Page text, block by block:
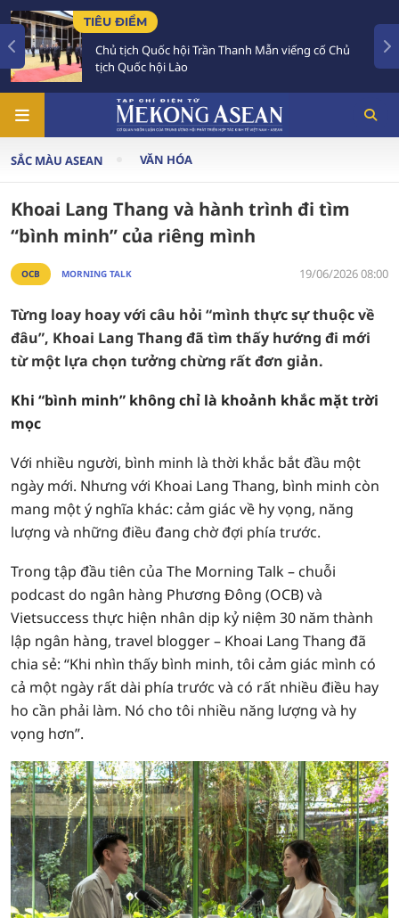
hội Trần Thanh Mẫn viếng cố Chủ
Lào
Chủ tịch
đậm đối với
SẮC MÀU ASEAN VĂN HÓA
Khoai Lang Thang và hành trình đi tìm
“bình minh” của riêng mình
OCB MORNING TALK 19/06/2026 08:00
Từng loay hoay với câu hỏi “mình thực sự thuộc về
đâu”, Khoai Lang Thang đã tìm thấy hướng đi mới
từ một lựa chọn tưởng chừng rất đơn giản.
Khi “bình minh” không chỉ là khoảnh khắc mặt trời
mọc
Với nhiều người, bình minh là thời khắc bắt đầu một
ngày mới. Nhưng với Khoai Lang Thang, bình minh còn
mang một ý nghĩa khác: cảm giác về hy vọng, năng
lượng và những điều đang chờ đợi phía trước.
Trong tập đầu tiên của The Morning Talk – chuỗi
podcast do ngân hàng Phương Đông (OCB) và
Vietsuccess thực hiện nhân dịp kỷ niệm 30 năm thành
lập ngân hàng, travel blogger – Khoai Lang Thang đã
chia sẻ: “Khi nhìn thấy bình minh, tôi cảm giác mình có
cả một ngày rất dài phía trước và có rất nhiều điều hay
ho cần phải làm. Nó cho tôi nhiều năng lượng và hy
vọng hơn”.